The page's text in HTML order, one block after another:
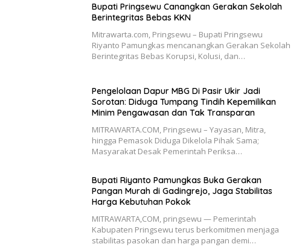
Bupati Pringsewu Canangkan Gerakan Sekolah
Berintegritas Bebas KKN
Mitrawarta.com, Pringsewu – Bupati Pringsewu
Riyanto Pamungkas mencanangkan Gerakan Sekolah
Berintegritas Bebas Korupsi, Kolusi, dan…
Pengelolaan Dapur MBG Di Pasir Ukir Jadi
Sorotan: Diduga Tumpang Tindih Kepemilikan
Minim Pengawasan dan Tak Transparan
MITRAWARTA.COM, Pringsewu – Yayasan, Mitra,
hingga Pemasok Diduga Dikelola Pihak Sama;
Masyarakat Desak Pemerintah Periksa…
Bupati Riyanto Pamungkas Buka Gerakan
Pangan Murah di Gadingrejo, Jaga Stabilitas
Harga Kebutuhan Pokok
MITRAWARTA,COM, pringsewu — Pemerintah
Kabupaten Pringsewu terus berkomitmen menjaga
stabilitas pasokan dan harga pangan demi…